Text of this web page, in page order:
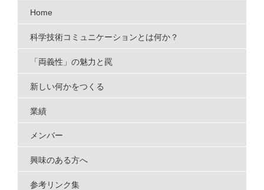
Home
科学技術コミュニケーションとは何か？
「両義性」の魅力と罠
新しい何かをつくる
業績
メンバー
興味のある方へ
参考リンク集